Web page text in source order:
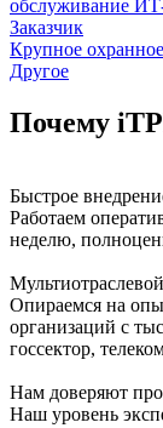
обслуживание
Заказчик
Крупное
Другое
Почему
Быстрое
Работаем
неделю,
Опираемся на
организаций с
госсектор,
Нам доверяют
Наш уровень